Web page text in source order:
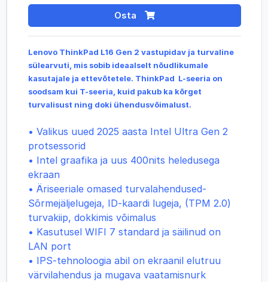
Osta
Lenovo ThinkPad L16 Gen 2 vastupidav ja turvaline
sülearvuti, mis sobib ideaalselt nõudlikumale
kasutajale ja ettevõtetele. ThinkPad L-seeria on
soodsam kui T-seeria, kuid pakub ka kõrget
turvalisust ning doki ühendusvõimalust.
• Valikus uued 2025 aasta Intel Ultra Gen 2
protsessorid
• Intel graafika ja uus 400nits heledusega
ekraan
• Äriseeriale omased turvalahendused-
Sõrmejäljelugeja, ID-kaardi lugeja, (TPM 2.0)
turvakiip, dokkimis võimalus
• Kasutusel WIFI 7 standard ja säilinud on
LAN port
• IPS-tehnoloogia abil on ekraanil elutruu
värvilahendus ja mugava vaatamisnurk